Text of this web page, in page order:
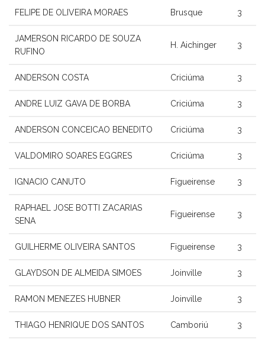
FELIPE DE OLIVEIRA MORAES Brusque 3
JAMERSON RICARDO DE SOUZA
RUFINO
H. Aichinger 3
ANDERSON COSTA Criciúma 3
ANDRE LUIZ GAVA DE BORBA Criciúma 3
ANDERSON CONCEICAO BENEDITO Criciúma 3
VALDOMIRO SOARES EGGRES Criciúma 3
IGNACIO CANUTO Figueirense 3
RAPHAEL JOSE BOTTI ZACARIAS
SENA
Figueirense 3
GUILHERME OLIVEIRA SANTOS Figueirense 3
GLAYDSON DE ALMEIDA SIMOES Joinville 3
RAMON MENEZES HUBNER Joinville 3
THIAGO HENRIQUE DOS SANTOS Camboriú 3